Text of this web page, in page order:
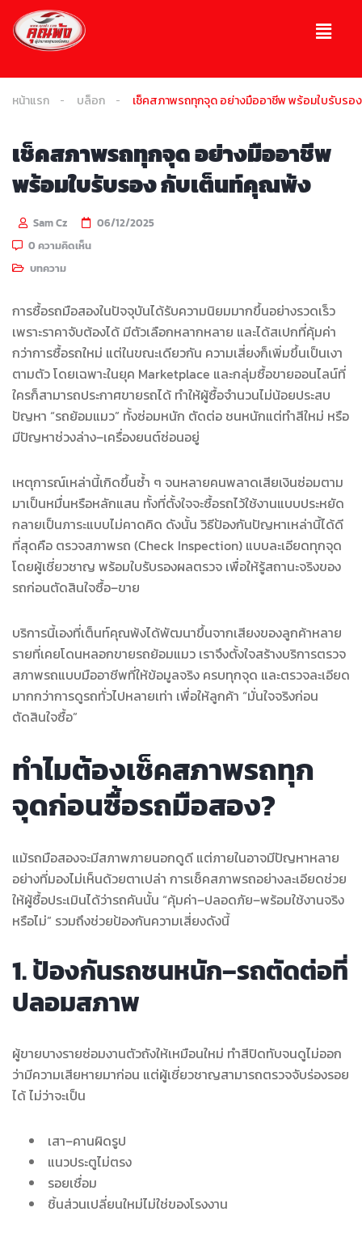
หน้าแรก บล็อก เช็คสภาพรถทุกจุด อย่างมืออาชีพ พร้อมใบรับร
เช็คสภาพรถทุกจุด อย่างมืออาชีพ
พร้อมใบรับรอง กับเต็นท์คุณพ้ง
Sam Cz
06/12/2025
0 ความคิดเห็น
บทความ
การซื้อรถมือสองในปัจจุบันได้รับความนิยมมากขึ้นอย่างรวดเร็ว
เพราะราคาจับต้องได้ มีตัวเลือกหลากหลาย และได้สเปกที่คุ้มค่า
กว่าการซื้อรถใหม่ แต่ในขณะเดียวกัน ความเสี่ยงก็เพิ่มขึ้นเป็นเงา
ตามตัว โดยเฉพาะในยุค Marketplace และกลุ่มซื้อขายออนไลน์ที่
ใครก็สามารถประกาศขายรถได้ ทำให้ผู้ซื้อจำนวนไม่น้อยประสบ
ปัญหา “รถย้อมแมว” ทั้งซ่อมหนัก ตัดต่อ ชนหนักแต่ทำสีใหม่ หรือ
มีปัญหาช่วงล่าง–เครื่องยนต์ซ่อนอยู่
เหตุการณ์เหล่านี้เกิดขึ้นซ้ำ ๆ จนหลายคนพลาดเสียเงินซ่อมตาม
มาเป็นหมื่นหรือหลักแสน ทั้งที่ตั้งใจจะซื้อรถไว้ใช้งานแบบประหยัด
กลายเป็นภาระแบบไม่คาดคิด ดังนั้น วิธีป้องกันปัญหาเหล่านี้ได้ดี
ที่สุดคือ ตรวจสภาพรถ (Check Inspection) แบบละเอียดทุกจุด
โดยผู้เชี่ยวชาญ พร้อมใบรับรองผลตรวจ เพื่อให้รู้สถานะจริงของ
รถก่อนตัดสินใจซื้อ–ขาย
บริการนี้เองที่เต็นท์คุณพ้งได้พัฒนาขึ้นจากเสียงของลูกค้าหลาย
รายที่เคยโดนหลอกขายรถย้อมแมว เราจึงตั้งใจสร้างบริการตรวจ
สภาพรถแบบมืออาชีพที่ให้ข้อมูลจริง ครบทุกจุด และตรวจละเอียด
มากกว่าการดูรถทั่วไปหลายเท่า เพื่อให้ลูกค้า “มั่นใจจริงก่อน
ตัดสินใจซื้อ”
ทำไมต้องเช็คสภาพรถทุก
จุดก่อนซื้อรถมือสอง?
แม้รถมือสองจะมีสภาพภายนอกดูดี แต่ภายในอาจมีปัญหาหลาย
อย่างที่มองไม่เห็นด้วยตาเปล่า การเช็คสภาพรถอย่างละเอียดช่วย
ให้ผู้ซื้อประเมินได้ว่ารถคันนั้น “คุ้มค่า–ปลอดภัย–พร้อมใช้งานจริง
หรือไม่” รวมถึงช่วยป้องกันความเสี่ยงดังนี้
1. ป้องกันรถชนหนัก–รถตัดต่อที่
ปลอมสภาพ
ผู้ขายบางรายซ่อมงานตัวถังให้เหมือนใหม่ ทำสีปิดทับจนดูไม่ออก
ว่ามีความเสียหายมาก่อน แต่ผู้เชี่ยวชาญสามารถตรวจจับร่องรอย
ได้ ไม่ว่าจะเป็น
เสา–คานผิดรูป
แนวประตูไม่ตรง
รอยเชื่อม
ชิ้นส่วนเปลี่ยนใหม่ไม่ใช่ของโรงงาน